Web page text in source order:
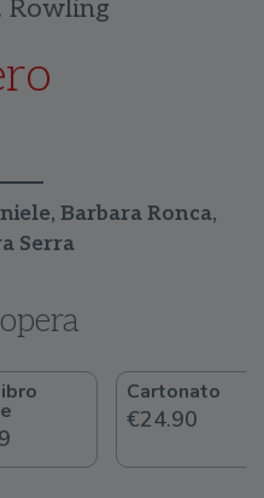
Rowling
Barbara Ronca,
Serra
Cartonato
€24.90